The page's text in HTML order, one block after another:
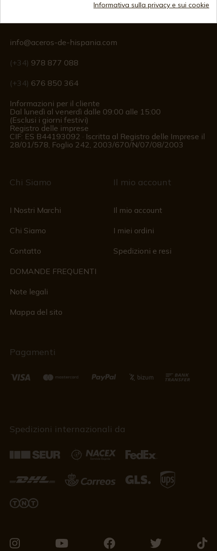
info@aceros-de-hispania.com
(+34) 978 877 088
(+34) 676 850 364
Informazioni per il cliente
Dal lunedì al venerdì dalle 09:00 alle 15:00
(Esclusi i giorni festivi)
Registro delle imprese
CIF: ES B44193092 · Iscritta al Registro delle Imprese il
28/01/578, Foglio 242, 2003/670/N/07/08/2003
Chi Siamo
I Nostri Marchi
Chi Siamo
Contatto
DOMANDE FREQUENTI
Note legali
Mappa del sito
Il mio account
Il mio account
I miei ordini
Spedizioni e resi
Pagamenti
Spedizioni internazionali da
Informativa sulla privacy e sui cookie